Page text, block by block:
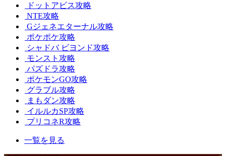
ドットアビス攻略
NTE攻略
Gジェネエターナル攻略
ポケポケ攻略
シャドバ ビヨンド攻略
モンスト攻略
パズドラ攻略
ポケモンGO攻略
グラブル攻略
まもダン攻略
イルルカSP攻略
プリコネR攻略
一覧を見る